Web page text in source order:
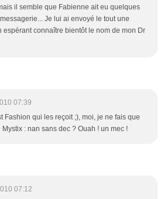
il semble que Fabienne ait eu quelques
Je lui ai envoyé le tout une
espérant connaître bientôt le nom de mon Dr
07:39
Fashion qui les reçoit ;), moi, je ne fais que
Mystix : nan sans dec ? Ouah ! un mec !
07:12